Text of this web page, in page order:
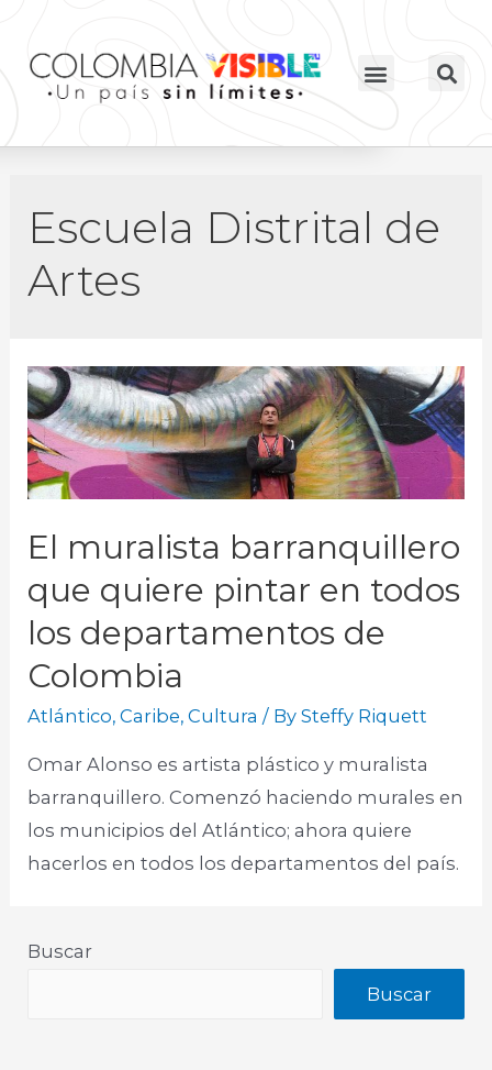
Escuela Distrital de
Artes
El muralista barranquillero
que quiere pintar en todos
los departamentos de
Colombia
Atlántico,Caribe,Cultura / BySteffy Riquett
Omar Alonso es artista plástico y muralista
barranquillero. Comenzó haciendo murales en
los municipios del Atlántico; ahora quiere
hacerlos en todos los departamentos del país.​
Buscar
Buscar